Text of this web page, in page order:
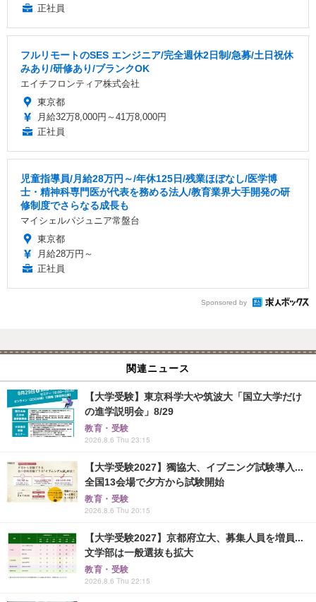
正社員
フルリモートのSES エンジニア/完全週休2日制/急募/土日祝休
みあり/研修あり/ブランクOK
エイチフロンティア株式会社
東京都
月給32万8,000円～41万8,000円
正社員
児童指導員/月給28万円～/年休125日/残業ほぼなし/医学博
士・精神科専門医が代表を務める法人/教育業界大手開発の研
修制度でさらなる成長も
マイシェルパジュニア常盤台
東京都
月給28万円～
正社員
Sponsored by
関連ニュース
【大学受験】東京科学大や筑波大「国立大学だけ
の進学説明会」8/29
教育・受験
2026.8.6 Thu 23:15
【大学受験2027】獨協大、イブニング試験導入...
全国13会場で夕方から試験開始
教育・受験
2026.8.6 Thu 20:15
【大学受験2027】京都府立大、募集人員を増員...
文学部は一般選抜も拡大
教育・受験
2026.8.6 Thu 22:15